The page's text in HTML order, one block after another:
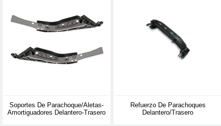
Soportes De Parachoque/aletas-
Amortiguadores Delantero-Trasero
Refuerzo De Parachoques
Delantero/trasero